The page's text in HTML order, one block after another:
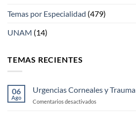
Temas por Especialidad (479)
UNAM (14)
TEMAS RECIENTES
06
Ago
Urgencias Corneales y Trauma
Comentarios desactivados